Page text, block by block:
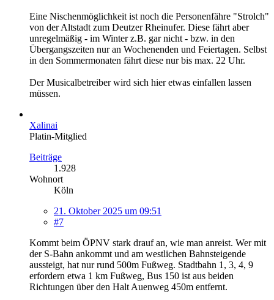
Eine Nischenmöglichkeit ist noch die Personenfähre "Strolch"
von der Altstadt zum Deutzer Rheinufer. Diese fährt aber
unregelmäßig - im Winter z.B. gar nicht - bzw. in den
Übergangszeiten nur an Wochenenden und Feiertagen. Selbst
in den Sommermonaten fährt diese nur bis max. 22 Uhr.
Der Musicalbetreiber wird sich hier etwas einfallen lassen
müssen.
Xalinai
Platin-Mitglied
Beiträge
1.928
Wohnort
Köln
21. Oktober 2025 um 09:51
#7
Kommt beim ÖPNV stark drauf an, wie man anreist. Wer mit
der S-Bahn ankommt und am westlichen Bahnsteigende
aussteigt, hat nur rund 500m Fußweg. Stadtbahn 1, 3, 4, 9
erfordern etwa 1 km Fußweg, Bus 150 ist aus beiden
Richtungen über den Halt Auenweg 450m entfernt.